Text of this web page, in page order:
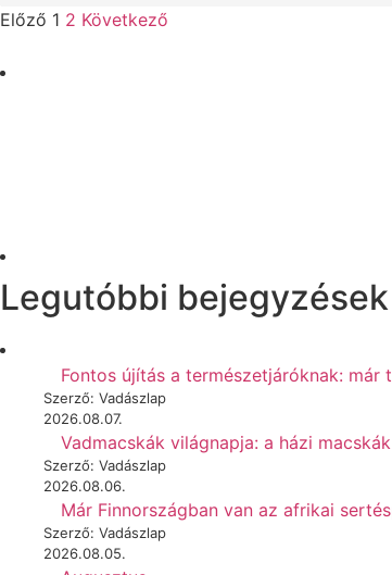
Előző 1 2 Következő
Legutóbbi bejegyzések
Fontos újítás a természetjáróknak:
Szerző: Vadászlap
2026.08.07.
Vadmacskák világnapja: a házi
Szerző: Vadászlap
2026.08.06.
Már Finnországban van az afrikai
Szerző: Vadászlap
2026.08.05.